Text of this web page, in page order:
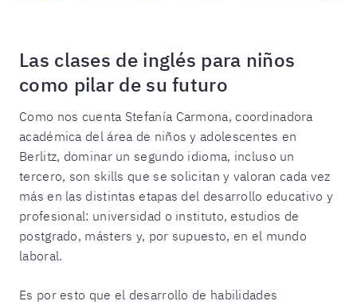
Las clases de inglés para niños
como pilar de su futuro
Como nos cuenta Stefanía Carmona, coordinadora
académica del área de niños y adolescentes en
Berlitz, dominar un segundo idioma, incluso un
tercero, son skills que se solicitan y valoran cada vez
más en las distintas etapas del desarrollo educativo y
profesional: universidad o instituto, estudios de
postgrado, másters y, por supuesto, en el mundo
laboral.
Es por esto que el desarrollo de habilidades